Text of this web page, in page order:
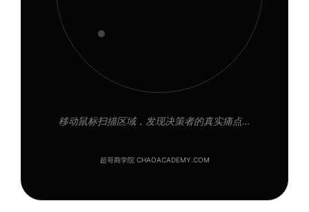
移动鼠标扫描区域，发现决策者的真实痛点…
超哥商学院 CHAOACADEMY.COM